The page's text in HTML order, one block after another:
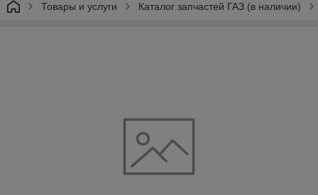
Товары и услуги Каталог запчастей ГАЗ (в наличии)